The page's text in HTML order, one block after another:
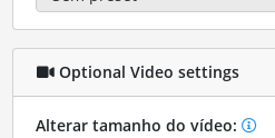
Optional Video settings
Alterar tamanho do vídeo: